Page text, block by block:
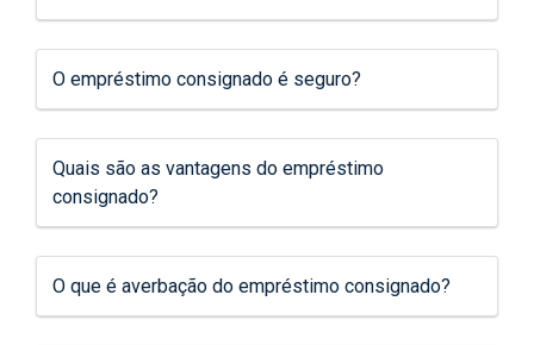
O empréstimo consignado é seguro?
Quais são as vantagens do empréstimo
consignado?
O que é averbação do empréstimo consignado?